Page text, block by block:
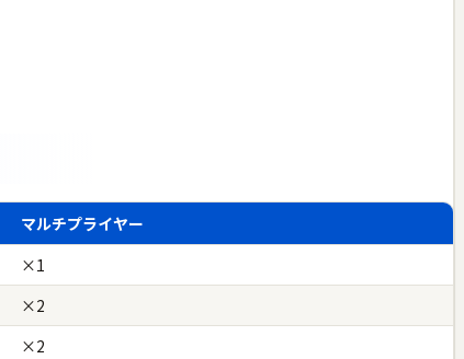
マルチプライヤー
×1
×2
×2